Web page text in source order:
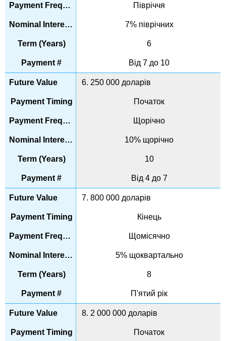
Півріччя
7% піврічних
6
Від 7 до 10
6. 250 000 доларів
Початок
Щорічно
10% щорічно
10
Від 4 до 7
7. 800 000 доларів
Кінець
Щомісячно
5% щоквартально
8
П'ятий рік
8. 2 000 000 доларів
Початок